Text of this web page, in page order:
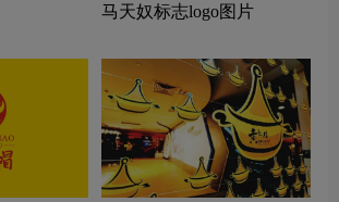
马天奴标志logo图片